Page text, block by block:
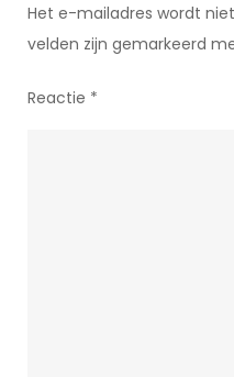
Het e-mailadres wordt
velden zijn gemarkeerd
Reactie *